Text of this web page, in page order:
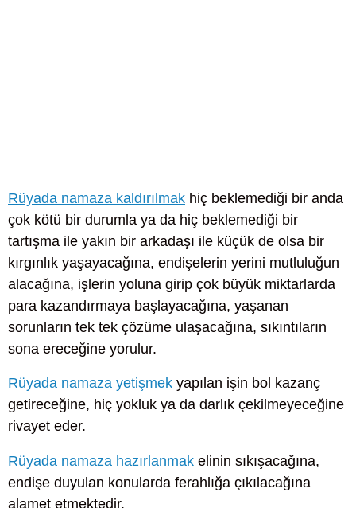
Rüyada namaza kaldırılmak hiç beklemediği bir anda
çok kötü bir durumla ya da hiç beklemediği bir
tartışma ile yakın bir arkadaşı ile küçük de olsa bir
kırgınlık yaşayacağına, endişelerin yerini mutluluğun
alacağına, işlerin yoluna girip çok büyük miktarlarda
para kazandırmaya başlayacağına, yaşanan
sorunların tek tek çözüme ulaşacağına, sıkıntıların
sona ereceğine yorulur.
Rüyada namaza yetişmek yapılan işin bol kazanç
getireceğine, hiç yokluk ya da darlık çekilmeyeceğine
rivayet eder.
Rüyada namaza hazırlanmak elinin sıkışacağına,
endişe duyulan konularda ferahlığa çıkılacağına
alamet etmektedir.